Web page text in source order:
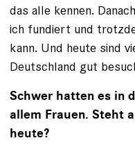
das alle kennen.
ich fundiert und
kann. Und heute sind
Deutschland gut
Schwer hatten es in
allem Frauen. Steht
heute?